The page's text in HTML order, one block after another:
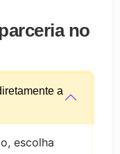
no
a
escolha